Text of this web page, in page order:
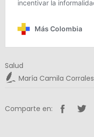
Salud
María Camila Corrales
Comparte en: